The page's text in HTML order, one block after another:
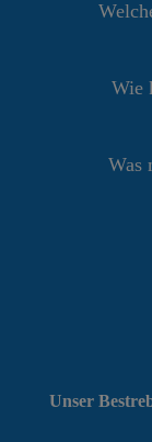
Wie
Was
Unser